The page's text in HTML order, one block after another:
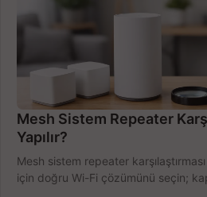
Mesh Sistem Repeater
Yapılır?
Mesh sistem repeater
için doğru Wi-Fi çözümünü seçin;